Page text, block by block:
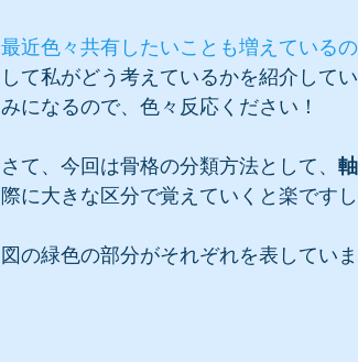
最近色々共有したいことも増えているの
して私がどう考えているかを紹介して
みになるので、色々反応ください！
さて、今回は骨格の分類方法として、
際に大きな区分で覚えていくと楽です
図の緑色の部分がそれぞれを表してい